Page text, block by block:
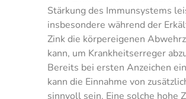
Stärkung des Immunsystems
insbesondere während der
Zink die körpereigenen
kann, um Krankheitserreger
Bereits bei ersten Anzeichen
kann die Einnahme von
sinnvoll sein. Eine solche hohe